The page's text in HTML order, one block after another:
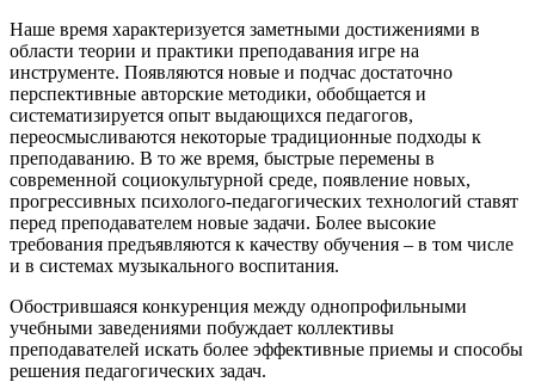
Наше время характеризуется заметными достижениями в
области теории и практики преподавания игре на
инструменте. Появляются новые и подчас достаточно
перспективные авторские методики, обобщается и
систематизируется опыт выдающихся педагогов,
переосмысливаются некоторые традиционные подходы к
преподаванию. В то же время, быстрые перемены в
современной социокультурной среде, появление новых,
прогрессивных психолого-педагогических технологий ставят
перед преподавателем новые задачи. Более высокие
требования предъявляются к качеству обучения – в том числе
и в системах музыкального воспитания.
Обострившаяся конкуренция между однопрофильными
учебными заведениями побуждает коллективы
преподавателей искать более эффективные приемы и способы
решения педагогических задач.